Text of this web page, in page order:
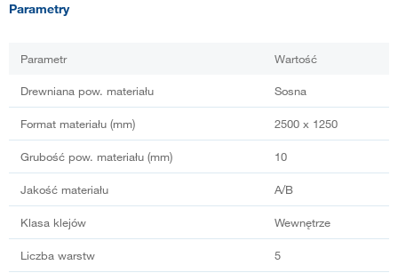
Parametry
Parametr Wartość
Drewniana pow. materiału Sosna
Format materiału (mm) 2500 x 1250
Grubość pow. materiału (mm) 10
Jakość materiału A/B
Klasa klejów Wewnętrze
Liczba warstw 5